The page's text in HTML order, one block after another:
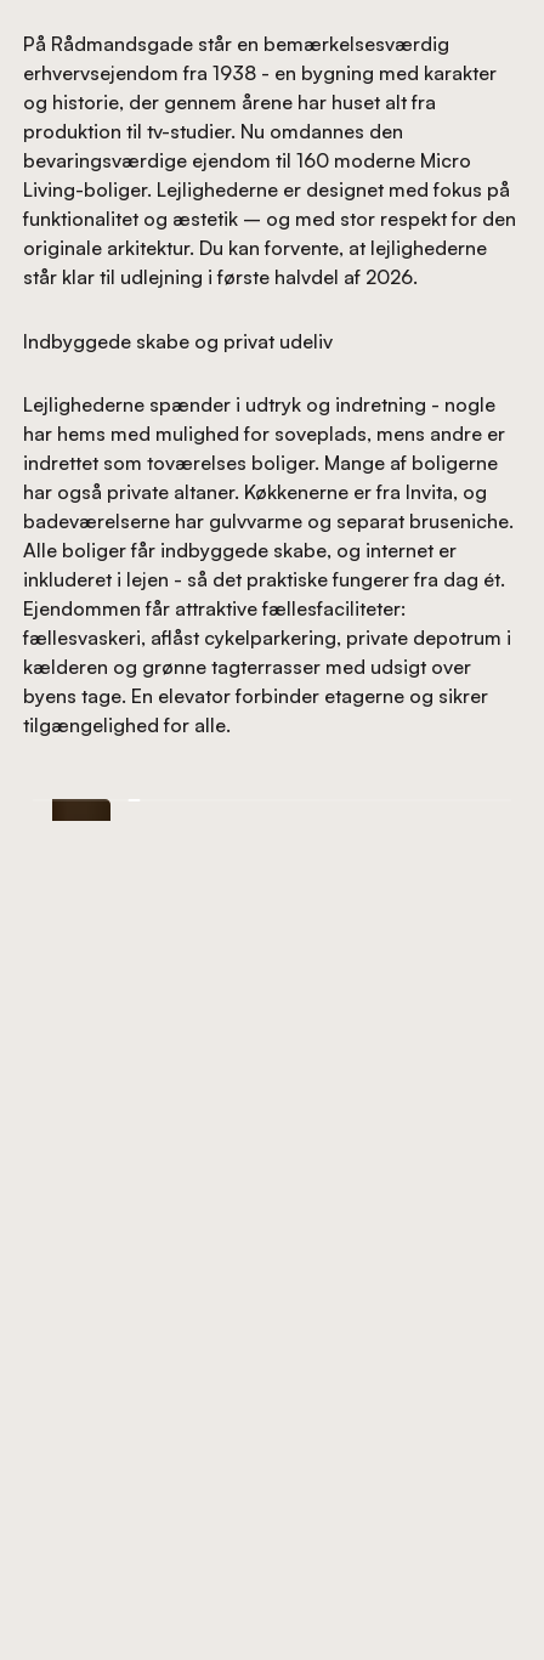
På Rådmandsgade står en bemærkelsesværdig
erhvervsejendom fra 1938 - en bygning med karakter
og historie, der gennem årene har huset alt fra
produktion til tv-studier. Nu omdannes den
bevaringsværdige ejendom til 160 moderne Micro
Living-boliger. Lejlighederne er designet med fokus på
funktionalitet og æstetik – og med stor respekt for den
originale arkitektur. Du kan forvente, at lejlighederne
står klar til udlejning i første halvdel af 2026.
Indbyggede skabe og privat udeliv
Lejlighederne spænder i udtryk og indretning - nogle
har hems med mulighed for soveplads, mens andre er
indrettet som toværelses boliger. Mange af boligerne
har også private altaner. Køkkenerne er fra Invita, og
badeværelserne har gulvvarme og separat bruseniche.
Alle boliger får indbyggede skabe, og internet er
inkluderet i lejen - så det praktiske fungerer fra dag ét.
Ejendommen får attraktive fællesfaciliteter:
fællesvaskeri, aflåst cykelparkering, private depotrum i
kælderen og grønne tagterrasser med udsigt over
byens tage. En elevator forbinder etagerne og sikrer
tilgængelighed for alle.